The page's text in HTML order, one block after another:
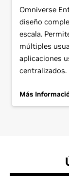
Omniverse
diseño
escala.
múltiples
aplicaciones
centralizados.
Más